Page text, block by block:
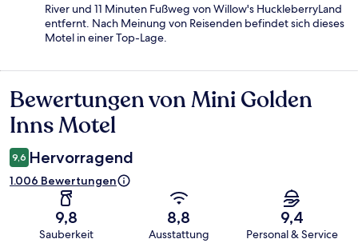
River und 11 Minuten Fußweg von Willow's HuckleberryLand
entfernt. Nach Meinung von Reisenden befindet sich dieses
Motel in einer Top-Lage.
Bewertungen
Bewertungen von Mini Golden
Inns Motel
9,6 Hervorragend
1.006 Bewertungen
9,8
Sauberkeit
8,8
Ausstattung
9,4
Personal & Service